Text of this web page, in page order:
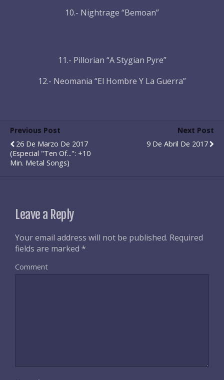
10.- Nightrage “Bemoan”
11.- Pillorian “A Stygian Pyre”
12.- Neomania “El Hombre Y La Guerra”
Previous Post
26 De Marzo De 2017
(Especial "Ten Of...": +10
Min. Metal Songs)
Next Post
9 De Abril De 2017
Leave a Reply
Your email address will not be published. Required
fields are marked *
Comment